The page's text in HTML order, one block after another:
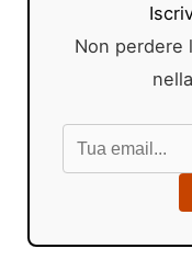
Non perdere